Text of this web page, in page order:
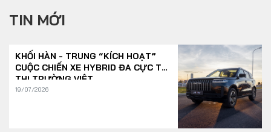
TIN MỚI
KHỐI HÀN - TRUNG “KÍCH HOẠT”
CUỘC CHIẾN XE HYBRID ĐA CỰC TẠI
THỊ TRƯỜNG VIỆT
19/07/2026